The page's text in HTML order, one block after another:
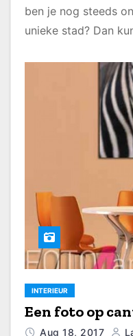
ben je nog steeds
unieke stad? Dan
INTERIEUR
Een foto op
Aug 18, 2017